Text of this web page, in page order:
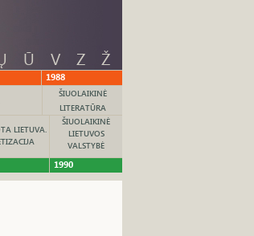
Ū V Z Ž
1988
ŠIUOLAIKINĖ
LITERATŪRA
LIETUVA.
ŠIUOLAIKINĖ
LIETUVOS
VALSTYBĖ
1990